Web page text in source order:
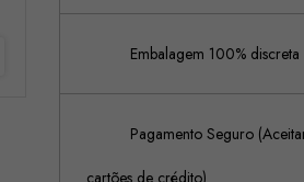
Embalagem 100%
Pagamento Seguro
cartões de crédito)